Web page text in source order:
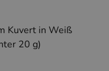
Kuvert in Weiß
20 g)